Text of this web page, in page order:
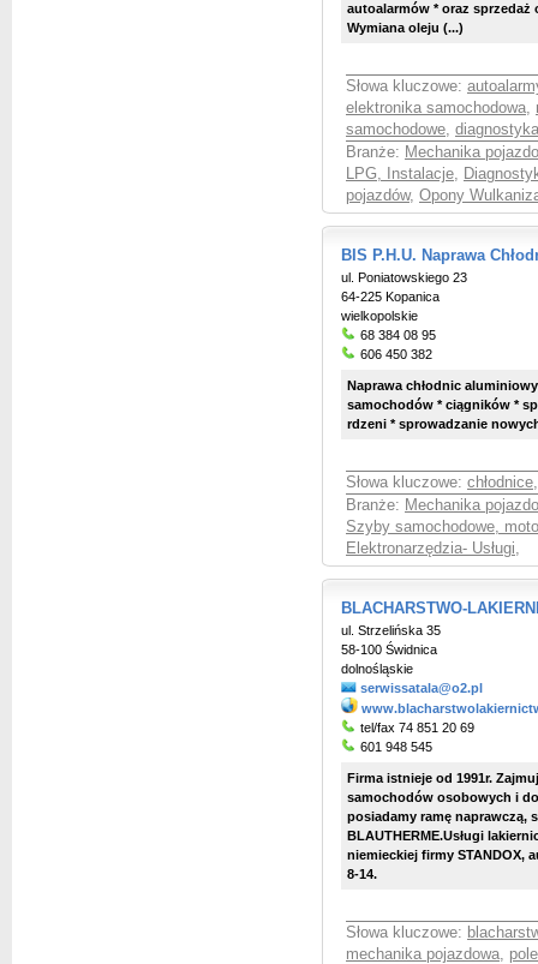
autoalarmów * oraz
Wymiana oleju (...)
Słowa kluczowe:
elektronika samochodowa,
samochodowe,
Branże: Mechanika
LPG, Instalacje,
pojazdów, Opony
BIS P.H.U. Naprawa
ul. Poniatowskiego 23
64-225 Kopanica
wielkopolskie
68 384 08 95
606 450 382
Naprawa chłodnic
samochodów * ciągników *
rdzeni * sprowadzanie
Słowa kluczowe: chłodnice
Branże: Mechanika
Szyby samochodowe,
Elektronarzędzia- Usługi,
BLACHARSTWO-
ul. Strzelińska 35
58-100 Świdnica
dolnośląskie
serwissatala@o2.pl
tel/fax 74 851 20 69
601 948 545
Firma istnieje od 1991r.
samochodów osobowych i
posiadamy ramę naprawczą,
BLAUTHERME.Usługi
niemieckiej firmy STANDOX,
8-14.
Słowa kluczowe:
mechanika pojazdowa,